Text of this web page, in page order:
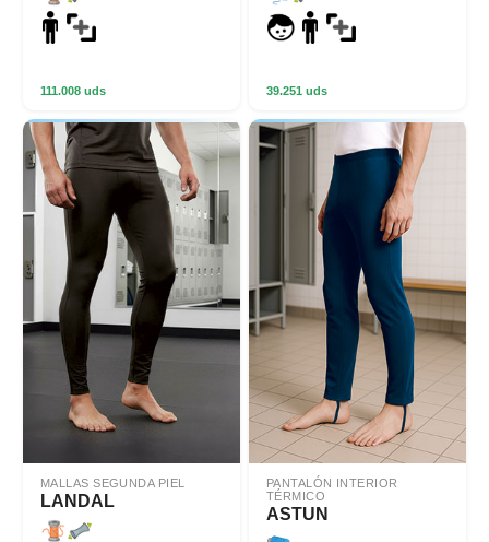
111.008 uds 39.251 uds
MALLAS SEGUNDA PIEL
LANDAL
PANTALÓN INTERIOR
TÉRMICO
ASTUN